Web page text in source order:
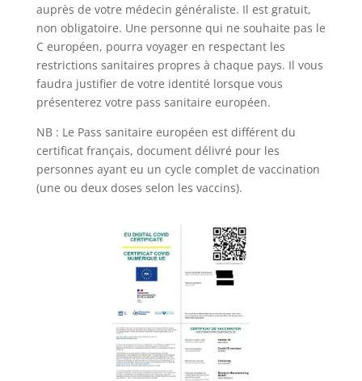
auprès de votre médecin généraliste. Il est gratuit,
non obligatoire. Une personne qui ne souhaite pas le
C européen, pourra voyager en respectant les
restrictions sanitaires propres à chaque pays. Il vous
faudra justifier de votre identité lorsque vous
présenterez votre pass sanitaire européen.
NB : Le Pass sanitaire européen est différent du
certificat français, document délivré pour les
personnes ayant eu un cycle complet de vaccination
(une ou deux doses selon les vaccins).